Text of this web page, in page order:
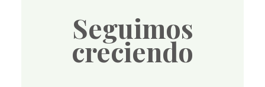
Seguimos
creciendo